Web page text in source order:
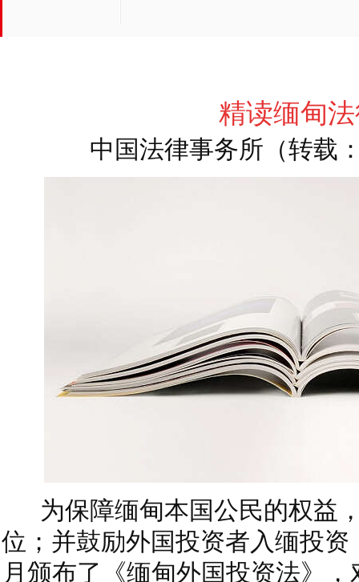
精读缅甸
中国法律事务所（转载
为保障缅甸本国公民的权益
位；并鼓励外国投资者入缅投资
月颁布了《缅甸外国投资法》